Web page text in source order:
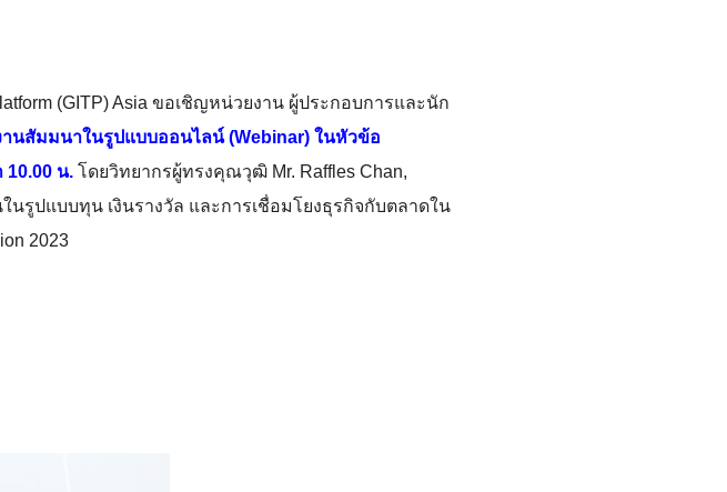
(GITP) Asia ขอเชิญหน่วยงาน ผู้ประกอบการและนัก
านสัมมนาในรูปแบบออนไลน์ (Webinar) ในหัวข้อ
10.00 น. โดยวิทยากรผู้ทรงคุณวุฒิ Mr. Raffles Chan,
นรูปแบบทุน เงินรางวัล และการเชื่อมโยงธุรกิจกับตลาดใน
2023